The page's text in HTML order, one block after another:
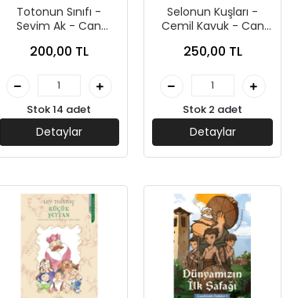
Totonun Sınıfı -
Sevim Ak - Can
200,00 TL
Stok 14 adet
Detaylar
Selonun Kuşları -
Cemil Kavuk - Can
250,00 TL
Stok 2 adet
Detaylar